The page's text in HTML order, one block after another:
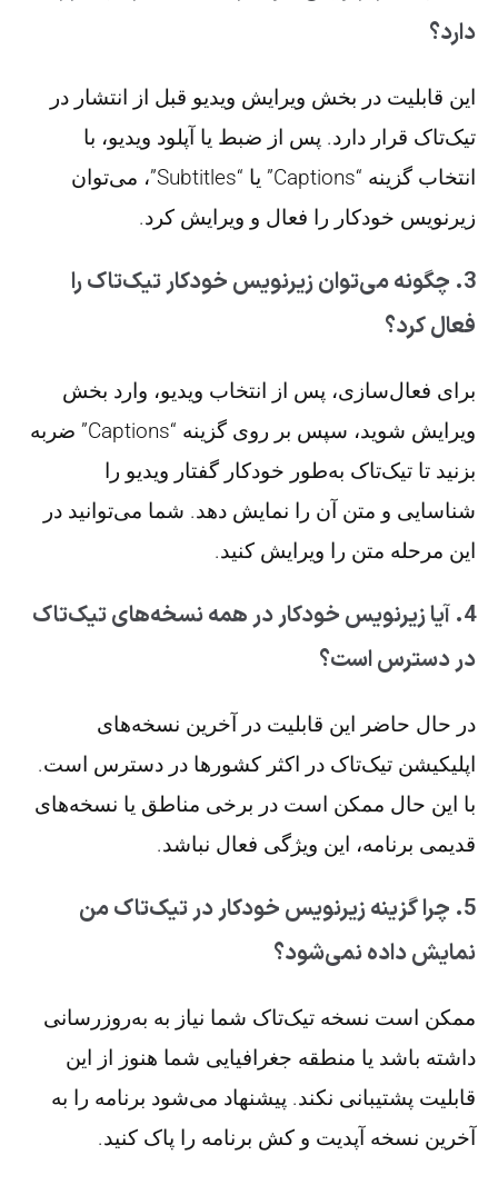
دارد؟
این قابلیت در بخش ویرایش ویدیو قبل از انتشار در
تیک‌تاک قرار دارد. پس از ضبط یا آپلود ویدیو، با
انتخاب گزینه “Captions” یا “Subtitles”، می‌توان
زیرنویس خودکار را فعال و ویرایش کرد.
3. چگونه می‌توان زیرنویس خودکار تیک‌تاک را
فعال کرد؟
برای فعال‌سازی، پس از انتخاب ویدیو، وارد بخش
ویرایش شوید، سپس بر روی گزینه “Captions” ضربه
بزنید تا تیک‌تاک به‌طور خودکار گفتار ویدیو را
شناسایی و متن آن را نمایش دهد. شما می‌توانید در
این مرحله متن را ویرایش کنید.
4. آیا زیرنویس خودکار در همه نسخه‌های تیک‌تاک
در دسترس است؟
در حال حاضر این قابلیت در آخرین نسخه‌های
اپلیکیشن تیک‌تاک در اکثر کشورها در دسترس است.
با این حال ممکن است در برخی مناطق یا نسخه‌های
قدیمی برنامه، این ویژگی فعال نباشد.
5. چرا گزینه زیرنویس خودکار در تیک‌تاک من
نمایش داده نمی‌شود؟
ممکن است نسخه تیک‌تاک شما نیاز به به‌روزرسانی
داشته باشد یا منطقه جغرافیایی شما هنوز از این
قابلیت پشتیبانی نکند. پیشنهاد می‌شود برنامه را به
آخرین نسخه آپدیت و کش برنامه را پاک کنید.